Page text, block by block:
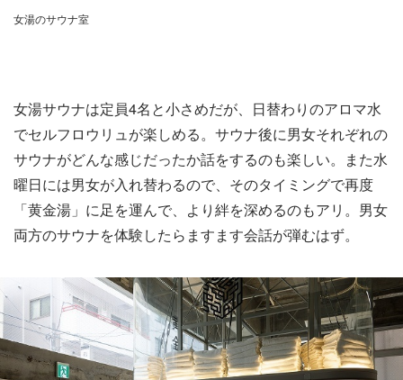
女湯のサウナ室
女湯サウナは定員4名と小さめだが、日替わりのアロマ水
でセルフロウリュが楽しめる。サウナ後に男女それぞれの
サウナがどんな感じだったか話をするのも楽しい。また水
曜日には男女が入れ替わるので、そのタイミングで再度
「黄金湯」に足を運んで、より絆を深めるのもアリ。男女
両方のサウナを体験したらますます会話が弾むはず。